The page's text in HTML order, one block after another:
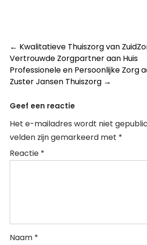
Post
navigation
← Kwalitatieve Thuiszorg van
Vertrouwde Zorgpartner aan Huis
Professionele en Persoonlijke Zorg
Zuster Jansen Thuiszorg →
Geef een reactie
Het e-mailadres wordt niet
velden zijn gemarkeerd met *
Reactie *
Naam *